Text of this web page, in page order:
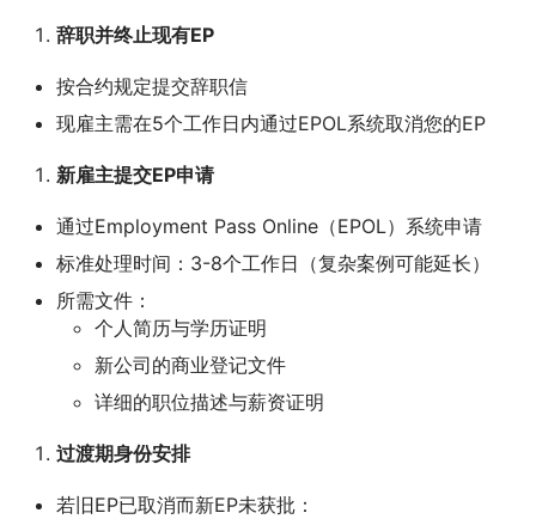
辞职并终止现有EP
按合约规定提交辞职信
现雇主需在5个工作日内通过EPOL系统取消您的EP
新雇主提交EP申请
通过Employment Pass Online（EPOL）系统申请
标准处理时间：3-8个工作日（复杂案例可能延长）
所需文件：
个人简历与学历证明
新公司的商业登记文件
详细的职位描述与薪资证明
过渡期身份安排
若旧EP已取消而新EP未获批：